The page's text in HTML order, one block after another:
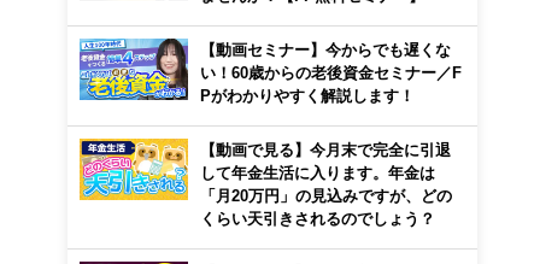
【動画セミナー】今からでも遅くな
い！60歳からの老後資金セミナー／F
Pがわかりやすく解説します！
【動画で見る】今月末で完全に引退
して年金生活に入ります。年金は
「月20万円」の見込みですが、どの
くらい天引きされるのでしょう？